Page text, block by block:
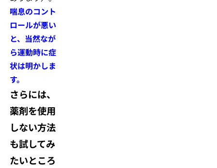
喘息のコント
ロールが悪い
と、当然なが
ら運動時に症
状は明かしま
す。
さらには、
薬剤を使用
しない方法
も試してみ
たいところ